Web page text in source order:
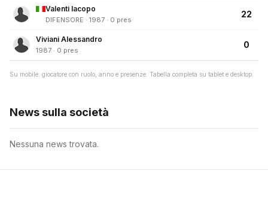
Valenti Iacopo
DIFENSORE · 1987 · 0 pres
22
Viviani Alessandro
1987 · 0 pres
0
Su mobile: giocatore con ruolo, anno e presenze. Tabella completa su tablet e desktop.
News sulla società
Nessuna news trovata.